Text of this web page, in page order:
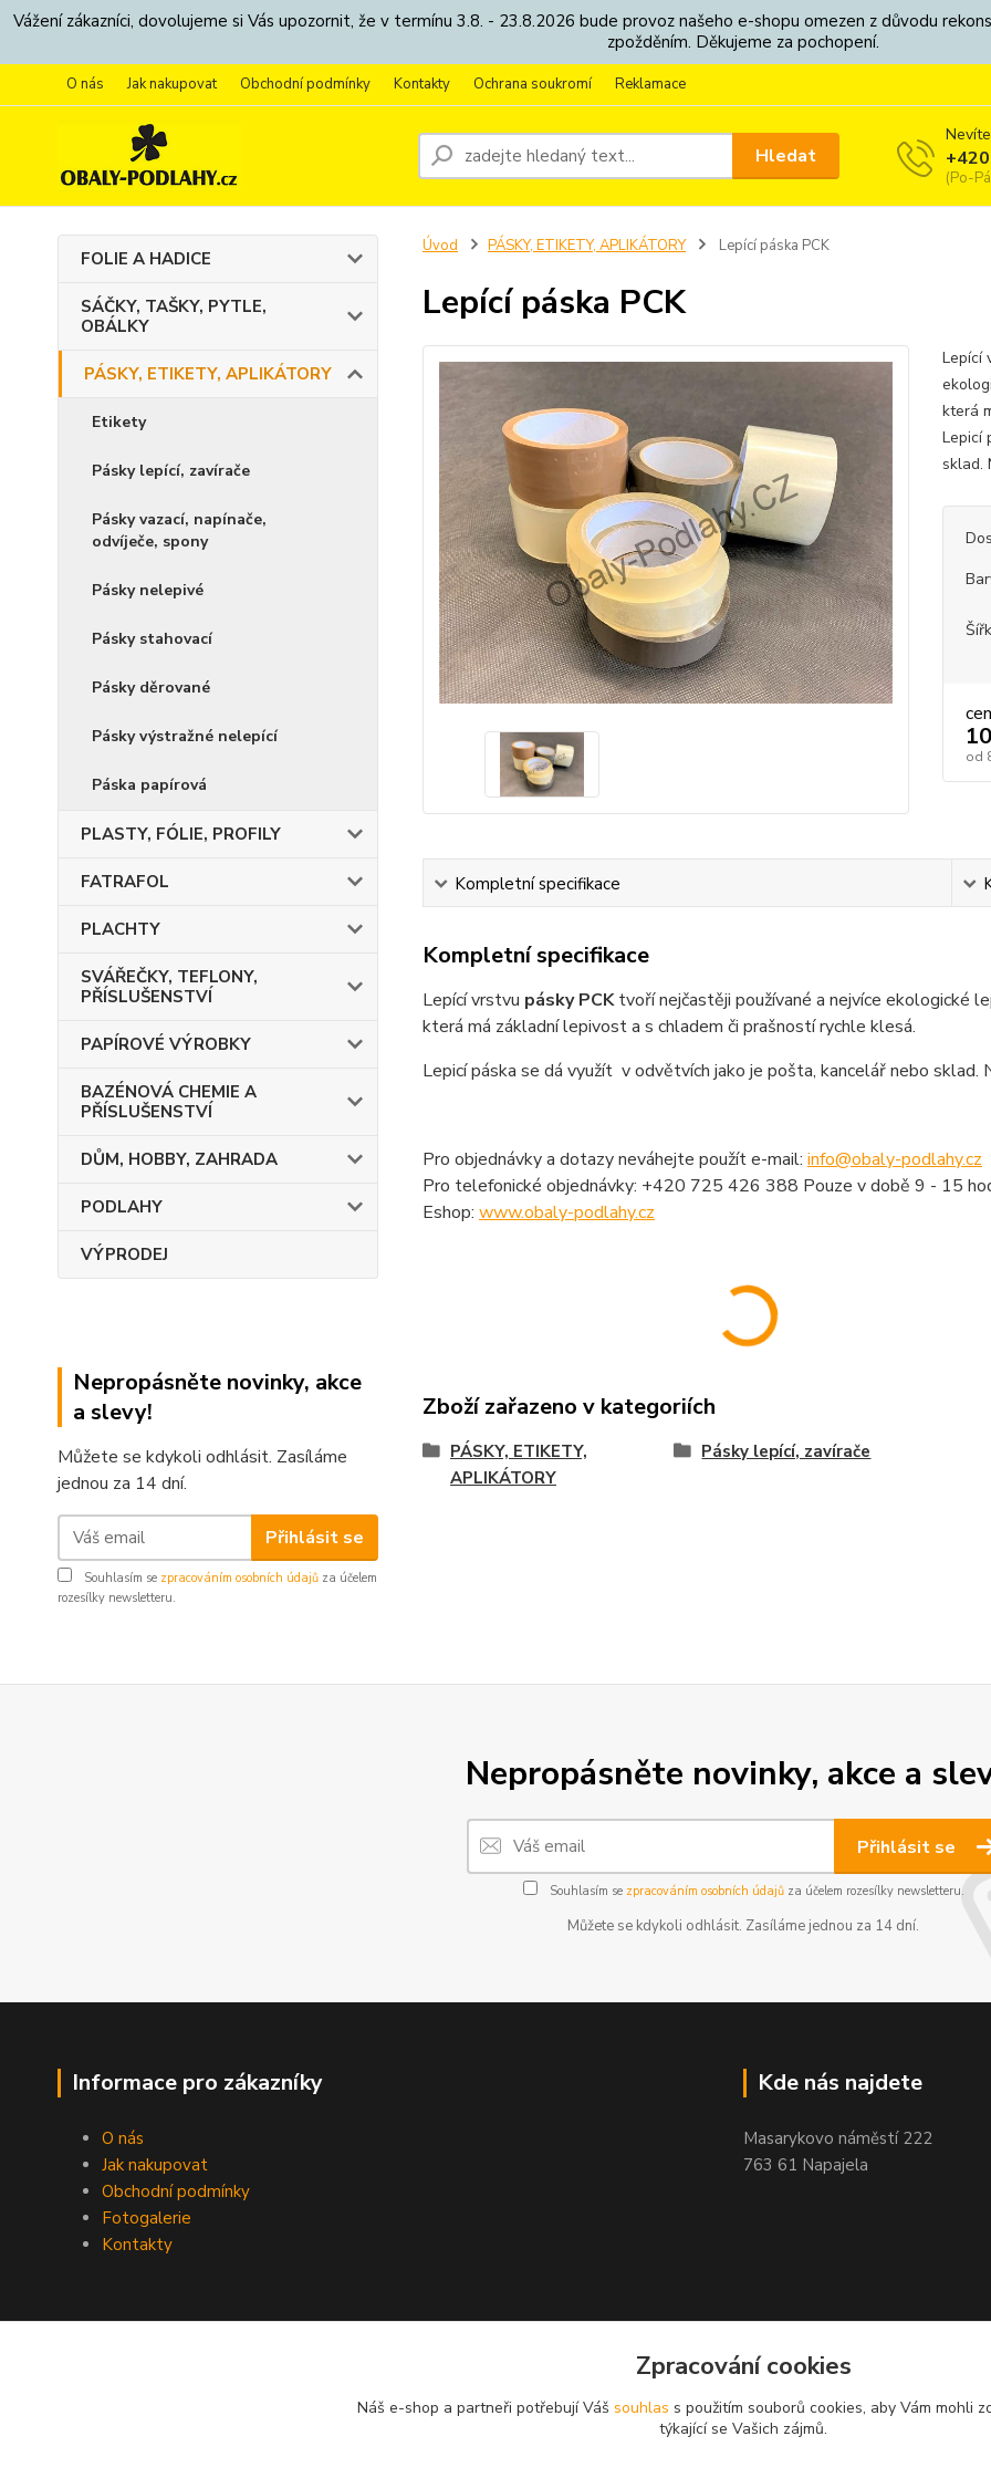
Vážení zákazníci, dovolujeme si Vás upozornit, že v termínu 3.8. - 23.8.2026 bude provoz našeho e-shopu omezen z důvodu
zpožděním. Děkujeme za pochopení.
O nás Jak nakupovat Obchodní podmínky Kontakty Ochrana soukromí Reklamace
Hledat
(Po-
FOLIE A HADICE
SÁČKY, TAŠKY, PYTLE,
OBÁLKY
PÁSKY, ETIKETY, APLIKÁTORY
Etikety
Pásky lepící, zavírače
Pásky vazací, napínače,
odvíječe, spony
Pásky nelepivé
Pásky stahovací
Pásky děrované
Pásky výstražné nelepící
Páska papírová
PLASTY, FÓLIE, PROFILY
FATRAFOL
PLACHTY
SVÁŘEČKY, TEFLONY,
PŘÍSLUŠENSTVÍ
PAPÍROVÉ VÝROBKY
BAZÉNOVÁ CHEMIE A
PŘÍSLUŠENSTVÍ
DŮM, HOBBY, ZAHRADA
PODLAHY
VÝPRODEJ
Nepropásněte novinky, akce
a slevy!
Můžete se kdykoli odhlásit. Zasíláme
jednou za 14 dní.
Přihlásit se
Souhlasím se zpracováním osobních údajů za účelem
rozesílky newsletteru.
Úvod PÁSKY, ETIKETY, APLIKÁTORY Lepící páska PCK
Lepící páska PCK
Lepící
která
Lepicí
sklad.
od
Kompletní specifikace
Kompletní specifikace
Lepící vrstvu pásky PCKtvoří nejčastěji používané a nejvíce ekologické
která má základní lepivost a s chladem či prašností rychle klesá.
Lepicí páska se dá využít v odvětvích jako je pošta, kancelář nebo sklad.
Pro objednávky a dotazy neváhejte použít e-mail: info@obaly-podlahy.cz
Pro telefonické objednávky: +420 725 426 388 Pouze v době 9 - 15
Eshop: www.obaly-podlahy.cz
Zboží zařazeno v kategoriích
PÁSKY, ETIKETY,
APLIKÁTORY
Pásky lepící, zavírače
Nepropásněte novinky, akce a
Přihlásit se
Souhlasím se zpracováním osobních údajůza účelem rozesílky newsletteru.
Můžete se kdykoli odhlásit. Zasíláme jednou za 14 dní.
Informace pro zákazníky
O nás
Jak nakupovat
Obchodní podmínky
Fotogalerie
Kontakty
Kde nás najdete
Masarykovo náměstí 222
763 61 Napajela
Zpracování cookies
Náš e-shop a partneři potřebují Váš souhlas s použitím souborů cookies, aby Vám mohli
týkající se Vašich zájmů.